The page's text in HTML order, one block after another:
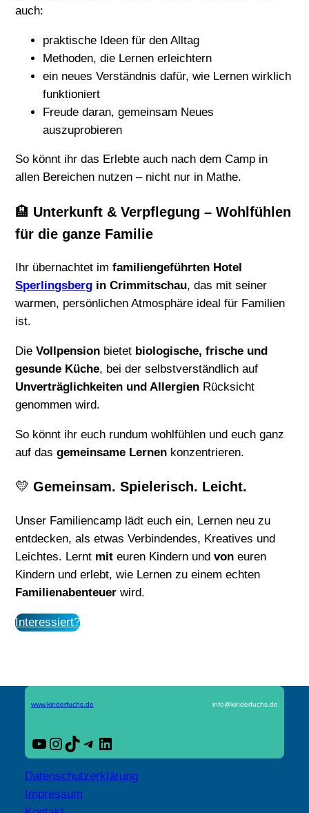
auch:
praktische Ideen für den Alltag
Methoden, die Lernen erleichtern
ein neues Verständnis dafür, wie Lernen wirklich
funktioniert
Freude daran, gemeinsam Neues
auszuprobieren
So könnt ihr das Erlebte auch nach dem Camp in
allen Bereichen nutzen – nicht nur in Mathe.
🏨 Unterkunft & Verpflegung – Wohlfühlen
für die ganze Familie
Ihr übernachtet imfamiliengeführten Hotel
Sperlingsberg in Crimmitschau, das mit seiner
warmen, persönlichen Atmosphäre ideal für Familien
ist.
DieVollpension bietet biologische, frische und
gesunde Küche, bei der selbstverständlich auf
Unverträglichkeiten und Allergien Rücksicht
genommen wird.
So könnt ihr euch rundum wohlfühlen und euch ganz
auf dasgemeinsame Lernen konzentrieren.
💛Gemeinsam. Spielerisch. Leicht.
Unser Familiencamp lädt euch ein, Lernen neu zu
entdecken, als etwas Verbindendes, Kreatives und
Leichtes. Lernt mit euren Kindern undvon euren
Kindern und erlebt, wie Lernen zu einem echten
Familienabenteuer wird.
Interessiert?
www.kinderfuchs.de info@kinderfuchs.de
YouTube
Instagram
TikTok
Telegram
LinkedIn
Datenschutzerklärung
Impressum